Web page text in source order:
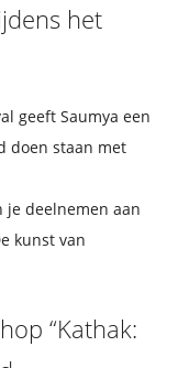
het
geeft Saumya een
doen staan met
je deelnemen aan
kunst van
“Kathak: